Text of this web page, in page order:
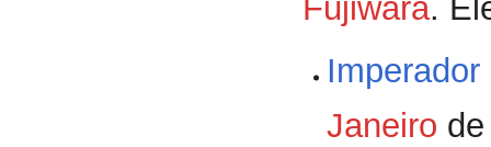
Fujiwara.
Janeiro